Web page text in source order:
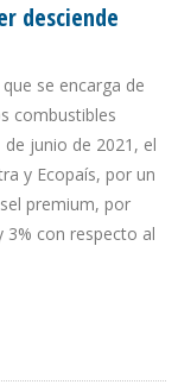
desciende
se encarga de
combustibles
junio de 2021, el
y Ecopaís, por un
premium, por
3% con respecto al